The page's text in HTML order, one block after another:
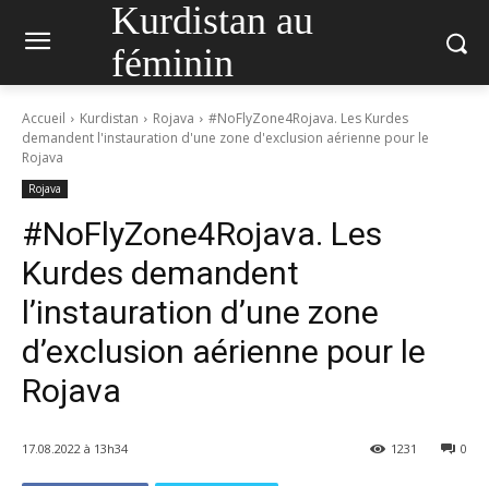
Kurdistan au
féminin
Accueil Kurdistan Rojava
#NoFlyZone4Rojava. Les Kurdes
demandent l'instauration d'une zone d'exclusion aérienne pour le
Rojava
Rojava
#NoFlyZone4Rojava. Les
Kurdes demandent
l’instauration d’une zone
d’exclusion aérienne pour le
Rojava
17.08.2022 à 13h34 0
1231